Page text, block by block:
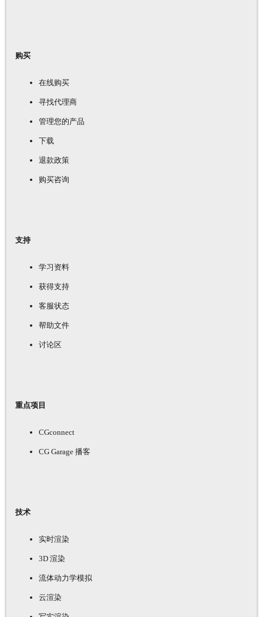
购买
在线购买
寻找代理商
管理您的产品
下载
退款政策
购买咨询
支持
学习资料
获得支持
客服状态
帮助文件
讨论区
重点项目
CGconnect
CG Garage 播客
技术
实时渲染
3D 渲染
流体动力学模拟
云渲染